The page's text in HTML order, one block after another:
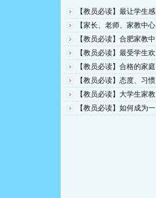
【教员必读】最让学生感
【家长、老师、家教中心
【教员必读】合肥家教中
【教员必读】最受学生欢
【教员必读】合格的家庭
【教员必读】态度、习惯
【教员必读】大学生家教
【教员必读】如何成为一